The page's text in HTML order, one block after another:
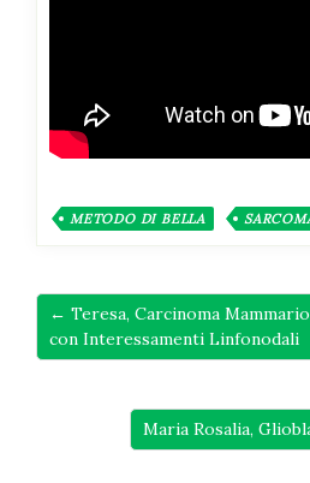
METODO DI BELLA
← Teresa, Carcinoma
con Interessamenti Linfonodali
Maria Rosalia,